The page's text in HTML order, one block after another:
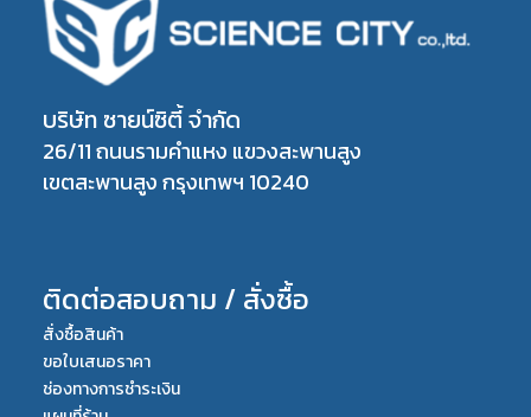
บริษัท ซายน์ซิตี้ จำกัด
26/11 ถนนรามคำแหง แขวงสะพานสูง
เขตสะพานสูง กรุงเทพฯ 10240
ติดต่อสอบถาม / สั่งซื้อ
สั่งซื้อสินค้า
ขอใบเสนอราคา
ช่องทางการชำระเงิน